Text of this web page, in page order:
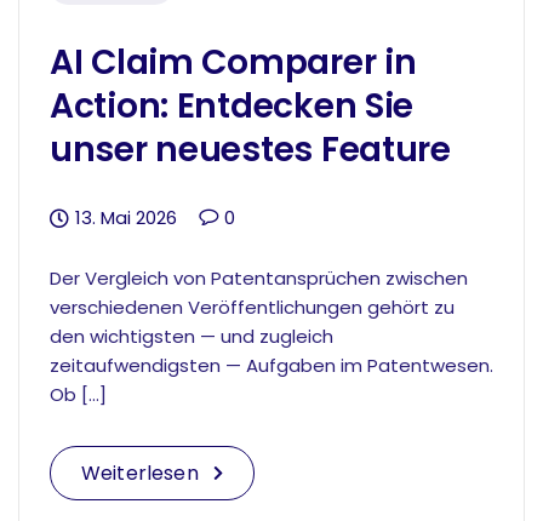
AI Claim Comparer in
Action: Entdecken Sie
unser neuestes Feature
13. Mai 2026 0
Der Vergleich von Patentansprüchen zwischen
verschiedenen Veröffentlichungen gehört zu
den wichtigsten — und zugleich
zeitaufwendigsten — Aufgaben im Patentwesen.
Ob […]
Weiterlesen